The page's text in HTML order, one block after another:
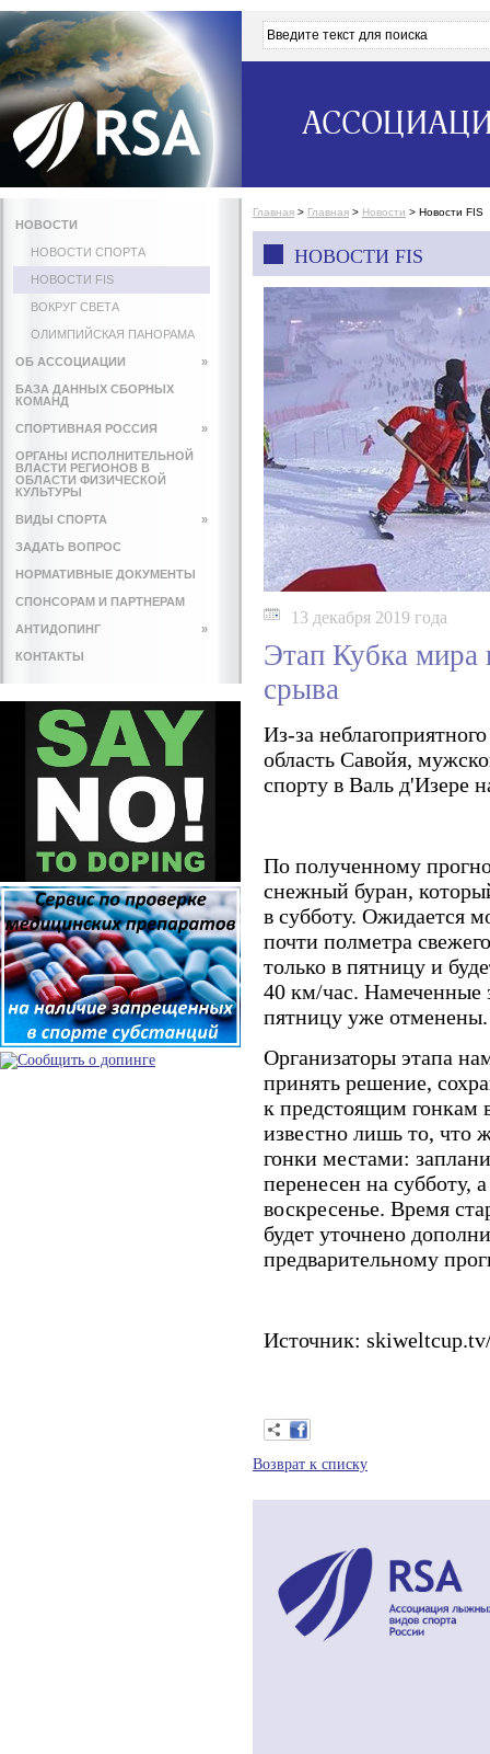
НОВОСТИ
НОВОСТИ СПОРТА
НОВОСТИ FIS
ВОКРУГ СВЕТА
ОЛИМПИЙСКАЯ ПАНОРАМА
ОБ АССОЦИАЦИИ »
БАЗА ДАННЫХ СБОРНЫХ
КОМАНД
СПОРТИВНАЯ РОССИЯ »
ОРГАНЫ ИСПОЛНИТЕЛЬНОЙ
ВЛАСТИ РЕГИОНОВ В
ОБЛАСТИ ФИЗИЧЕСКОЙ
КУЛЬТУРЫ
ВИДЫ СПОРТА »
ЗАДАТЬ ВОПРОС
НОРМАТИВНЫЕ ДОКУМЕНТЫ
СПОНСОРАМ И ПАРТНЕРАМ
АНТИДОПИНГ »
КОНТАКТЫ
Главная > Главная > Новости > Новости FIS
НОВОСТИ FIS
13 декабря 2019 года
Этап Кубка мира
срыва
Из-за
область Савойя,
спорту в Валь д'Изере
По полученному
снежный буран,
в субботу. Ожидается
почти полметра
только в пятницу и
40 км/час. Намеченные
пятницу уже отменены.
Организаторы этапа
принять решение,
к предстоящим гонкам
известно лишь то, что
гонки местами:
перенесен на субботу,
воскресенье. Время
будет уточнено
предварительному
Источник:
Возврат к списку